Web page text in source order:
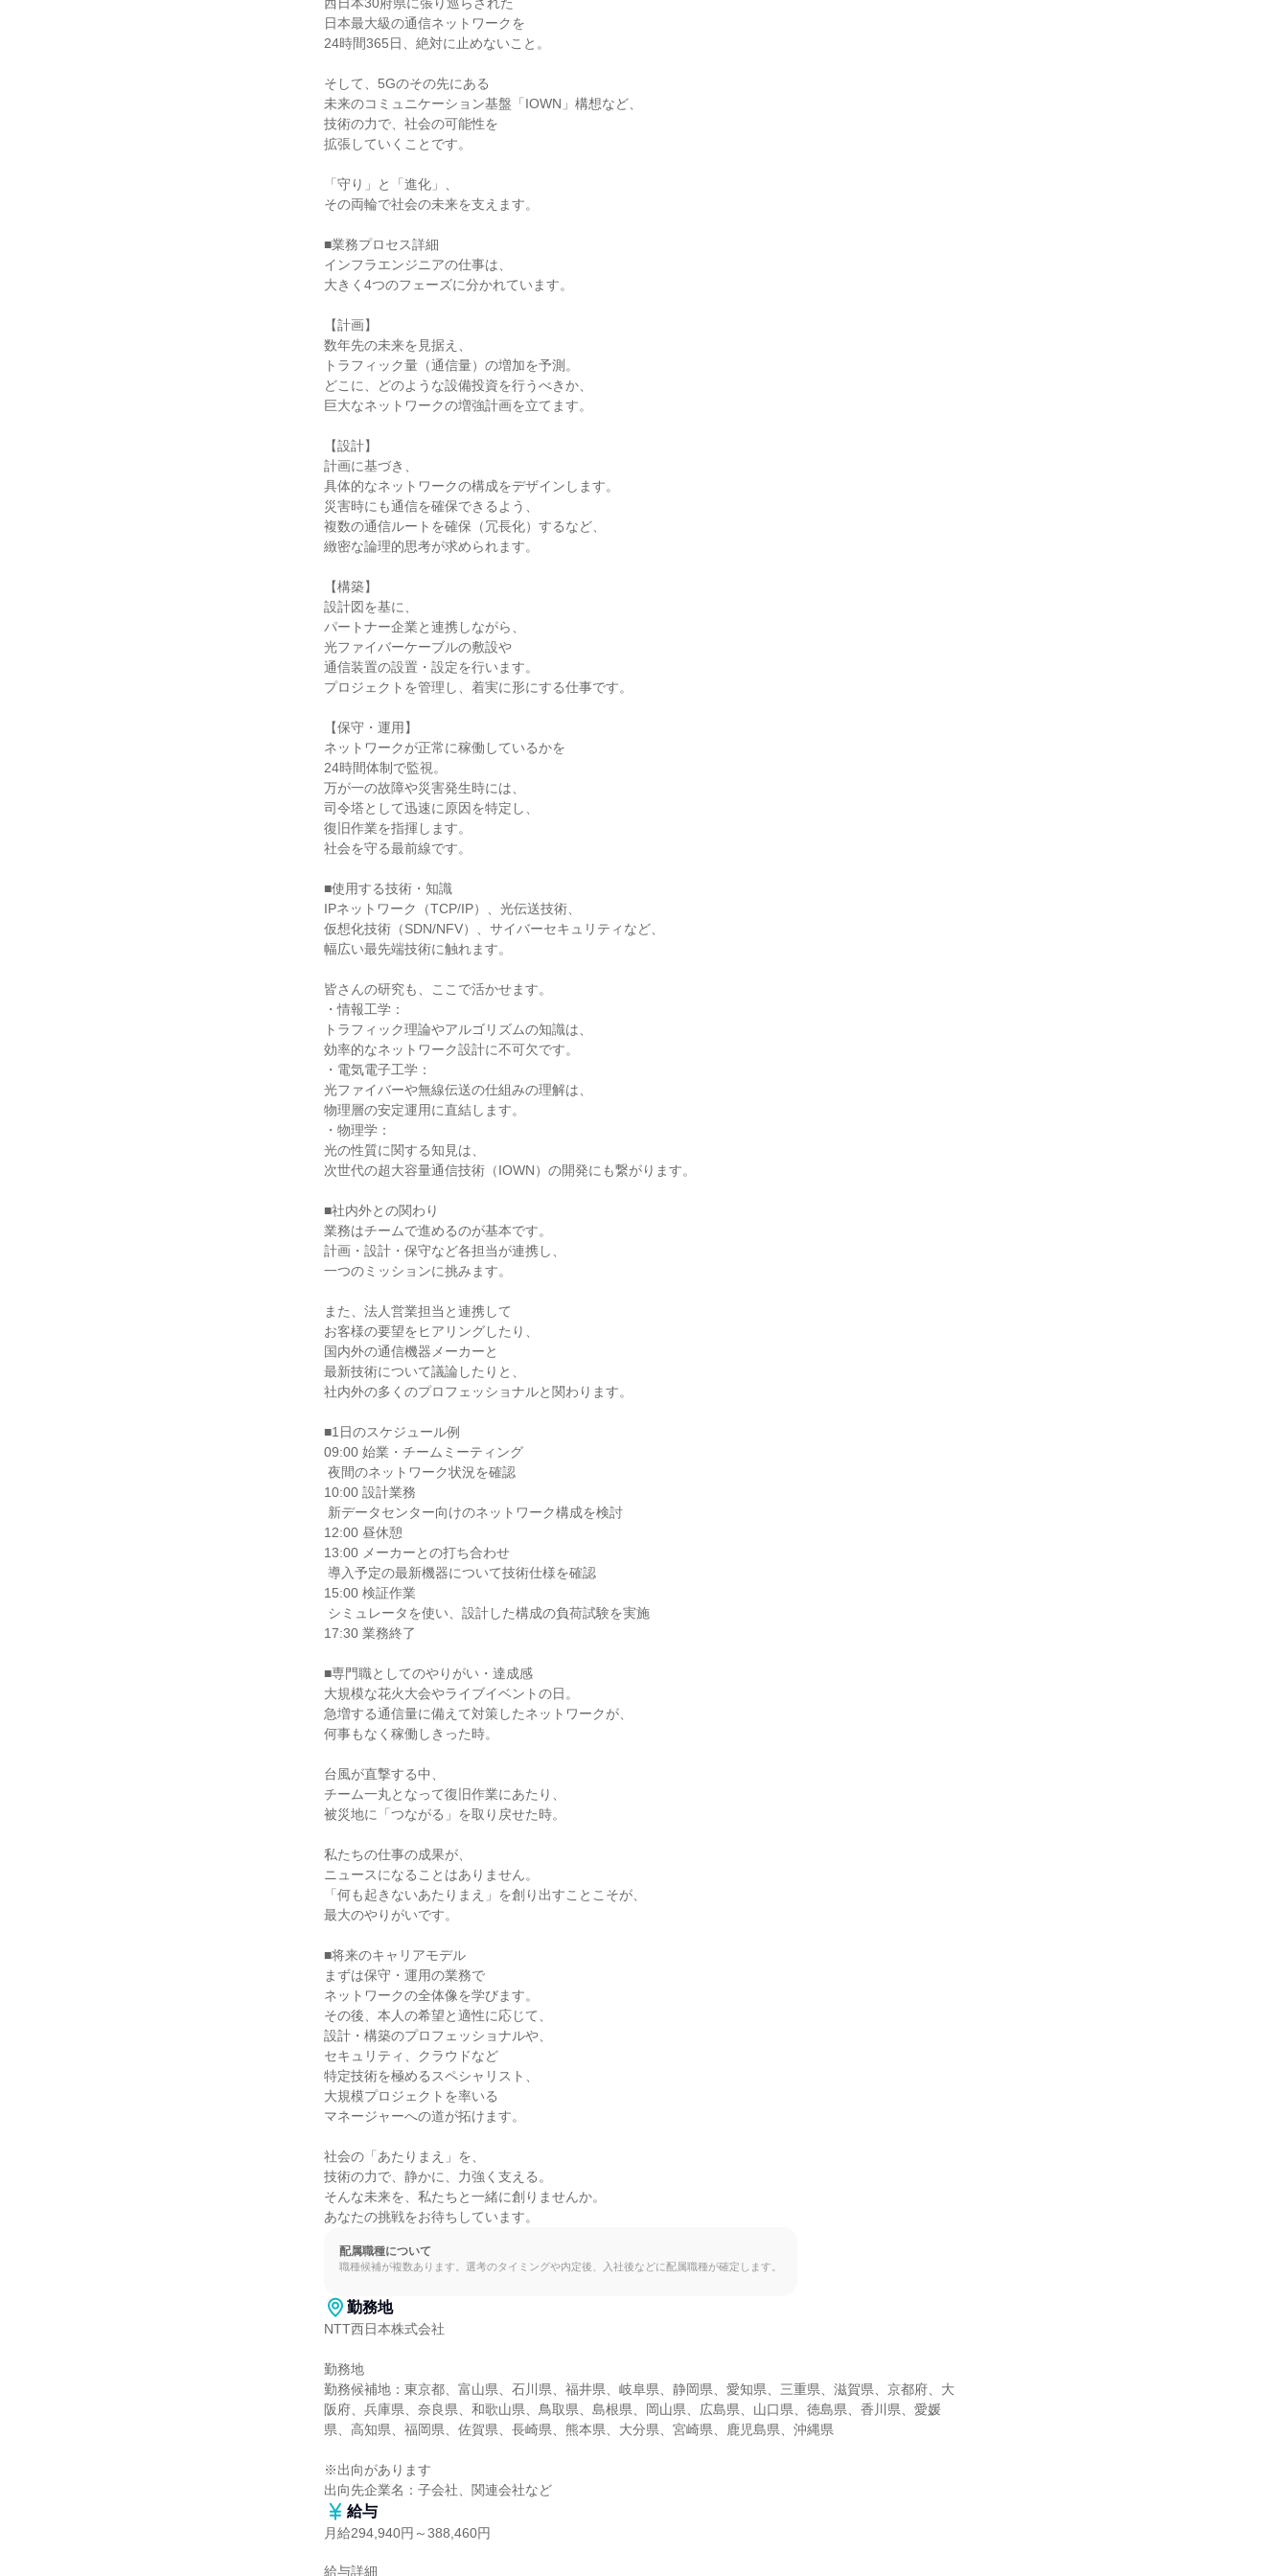
日本最大級の通信ネットワークを
24時間365日、絶対に止めないこと。
そして、5Gのその先にある
未来のコミュニケーション基盤「IOWN」構想など、
技術の力で、社会の可能性を
拡張していくことです。
「守り」と「進化」、
その両輪で社会の未来を支えます。
■業務プロセス詳細
インフラエンジニアの仕事は、
大きく4つのフェーズに分かれています。
【計画】
数年先の未来を見据え、
トラフィック量（通信量）の増加を予測。
どこに、どのような設備投資を行うべきか、
巨大なネットワークの増強計画を立てます。
【設計】
計画に基づき、
具体的なネットワークの構成をデザインします。
災害時にも通信を確保できるよう、
複数の通信ルートを確保（冗長化）するなど、
緻密な論理的思考が求められます。
【構築】
設計図を基に、
パートナー企業と連携しながら、
光ファイバーケーブルの敷設や
通信装置の設置・設定を行います。
プロジェクトを管理し、着実に形にする仕事です。
【保守・運用】
ネットワークが正常に稼働しているかを
24時間体制で監視。
万が一の故障や災害発生時には、
司令塔として迅速に原因を特定し、
復旧作業を指揮します。
社会を守る最前線です。
■使用する技術・知識
IPネットワーク（TCP/IP）、光伝送技術、
仮想化技術（SDN/NFV）、サイバーセキュリティなど、
幅広い最先端技術に触れます。
皆さんの研究も、ここで活かせます。
・情報工学：
トラフィック理論やアルゴリズムの知識は、
効率的なネットワーク設計に不可欠です。
・電気電子工学：
光ファイバーや無線伝送の仕組みの理解は、
物理層の安定運用に直結します。
・物理学：
光の性質に関する知見は、
次世代の超大容量通信技術（IOWN）の開発にも繋がります。
■社内外との関わり
業務はチームで進めるのが基本です。
計画・設計・保守など各担当が連携し、
一つのミッションに挑みます。
また、法人営業担当と連携して
お客様の要望をヒアリングしたり、
国内外の通信機器メーカーと
最新技術について議論したりと、
社内外の多くのプロフェッショナルと関わります。
■1日のスケジュール例
09:00 始業・チームミーティング
10:00 設計業務
12:00 昼休憩
13:00 メーカーとの打ち合わせ
15:00 検証作業
17:30 業務終了
■専門職としてのやりがい・達成感
大規模な花火大会やライブイベントの日。
急増する通信量に備えて対策したネットワークが、
何事もなく稼働しきった時。
台風が直撃する中、
チーム一丸となって復旧作業にあたり、
被災地に「つながる」を取り戻せた時。
私たちの仕事の成果が、
ニュースになることはありません。
「何も起きないあたりまえ」を創り出すことこそが、
最大のやりがいです。
■将来のキャリアモデル
まずは保守・運用の業務で
ネットワークの全体像を学びます。
その後、本人の希望と適性に応じて、
設計・構築のプロフェッショナルや、
セキュリティ、クラウドなど
特定技術を極めるスペシャリスト、
大規模プロジェクトを率いる
マネージャーへの道が拓けます。
社会の「あたりまえ」を、
技術の力で、静かに、力強く支える。
そんな未来を、私たちと一緒に創りませんか。
あなたの挑戦をお待ちしています。
配属職種について
職種候補が複数あります。選考のタイミングや内定後、入社後などに配属職種が確定します。
勤務地
NTT西日本株式会社
勤務地
勤務候補地：東京都、富山県、石川県、福井県、岐阜県、静岡県、愛知県、三重県、滋賀県、京都府、大
阪府、兵庫県、奈良県、和歌山県、鳥取県、島根県、岡山県、広島県、山口県、徳島県、香川県、愛媛
県、高知県、福岡県、佐賀県、長崎県、熊本県、大分県、宮崎県、鹿児島県、沖縄県
※出向があります
出向先企業名：子会社、関連会社など
給与
月給294,940円～388,460円
給与詳細